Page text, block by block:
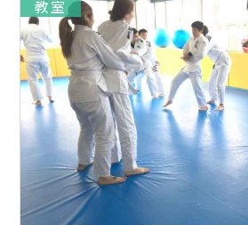
教室